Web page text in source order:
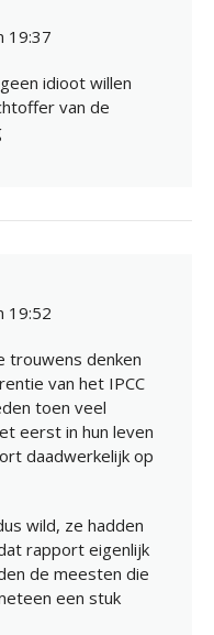
19:37
idioot willen
van de
19:52
trouwens denken
van het IPCC
toen veel
eerst in hun leven
daadwerkelijk op
wild, ze hadden
rapport eigenlijk
de meesten die
een stuk